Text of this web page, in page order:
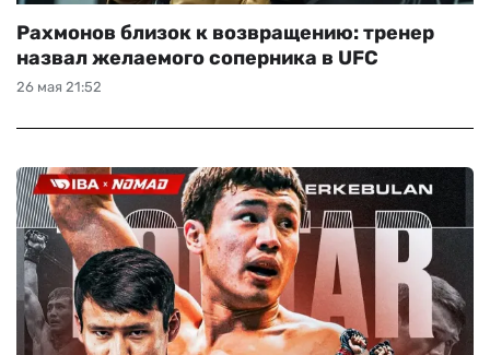
26 мая 21:52
Рахмонов близок к возвращению: тренер
назвал желаемого соперника в UFC